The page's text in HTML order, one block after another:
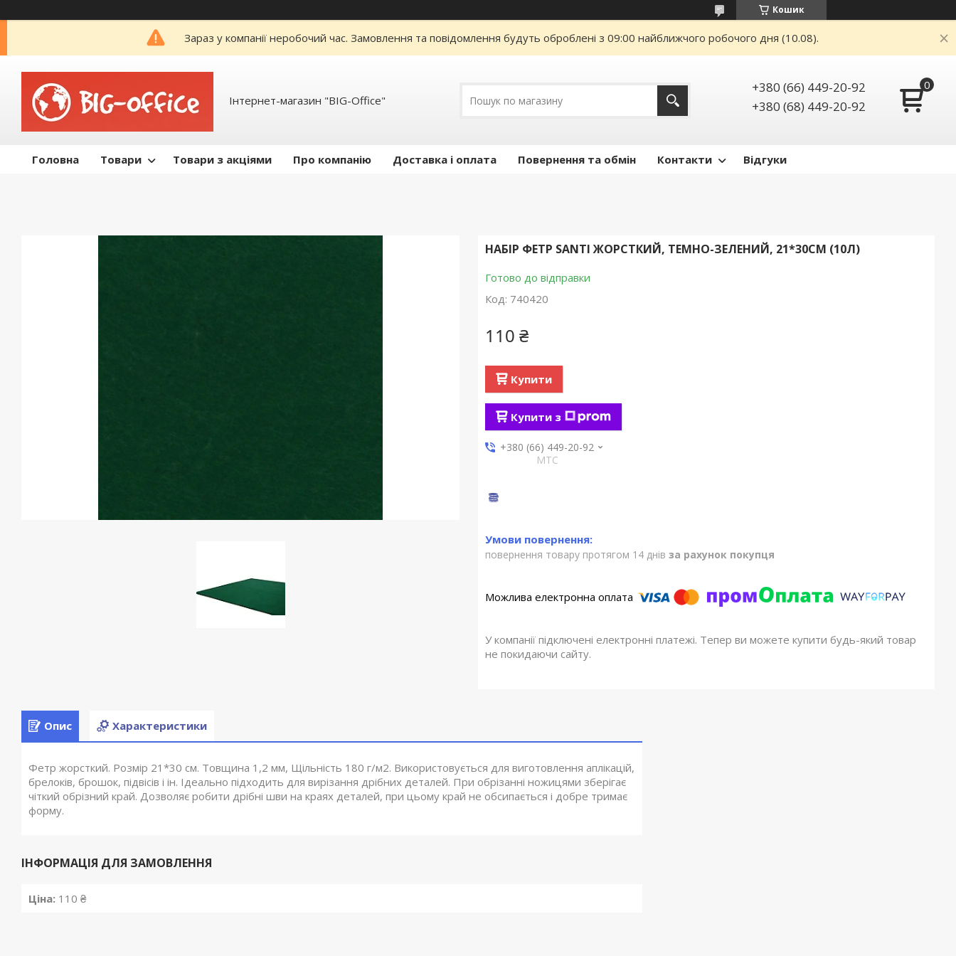
Кошик
Зараз у компанії неробочий час. Замовлення та повідомлення будуть оброблені з 09:00 найближчого робочого дня (10.08).
Інтернет-магазин "BIG-Office"
+380 (66) 449-20-92
+380 (68) 449-20-92
Головна Товари Товари з акціями Про компанію Доставка і оплата Повернення та обмін Контакти Відгуки
НАБІР ФЕТР SANTI ЖОРСТКИЙ, ТЕМНО-ЗЕЛЕНИЙ, 21*30СМ (10Л)
Готово до відправки
Код: 740420
110 ₴
Купити
Купити з
+380 (66) 449-20-92
МТС
повернення товару протягом 14 днів за рахунок покупця
У компанії підключені електронні платежі. Тепер ви можете купити будь-який товар
не покидаючи сайту.
Опис Характеристики
Фетр жорсткий. Розмір 21*30 см. Товщина 1,2 мм, Щільність 180 г/м2. Використовується для виготовлення аплікацій,
брелоків, брошок, підвісів і ін. Ідеально підходить для вирізання дрібних деталей. При обрізанні ножицями зберігає
чіткий обрізний край. Дозволяє робити дрібні шви на краях деталей, при цьому край не обсипається і добре тримає
форму.
ІНФОРМАЦІЯ ДЛЯ ЗАМОВЛЕННЯ
Ціна: 110 ₴